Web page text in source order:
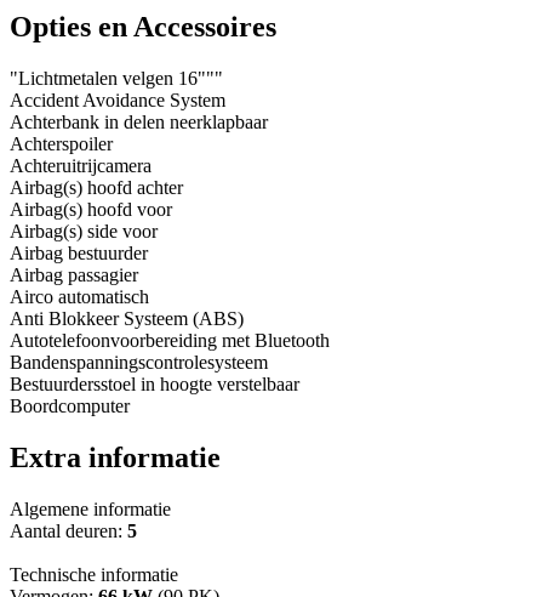
Opties en Accessoires
"Lichtmetalen velgen 16"""
Accident Avoidance System
Achterbank in delen neerklapbaar
Achterspoiler
Achteruitrijcamera
Airbag(s) hoofd achter
Airbag(s) hoofd voor
Airbag(s) side voor
Airbag bestuurder
Airbag passagier
Airco automatisch
Anti Blokkeer Systeem (ABS)
Autotelefoonvoorbereiding met Bluetooth
Bandenspanningscontrolesysteem
Bestuurdersstoel in hoogte verstelbaar
Boordcomputer
Extra informatie
Algemene informatie
Aantal deuren: 5
Technische informatie